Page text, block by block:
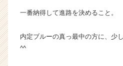
一番納得して進路を決めること。
内定ブルーの真っ最中の方に、少
^^